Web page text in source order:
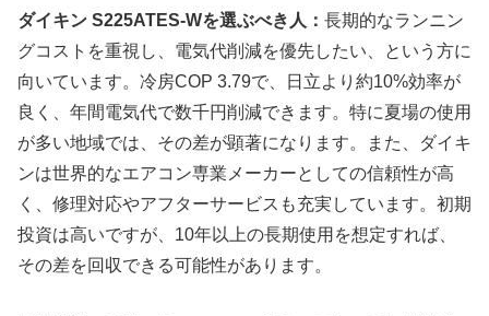
ダイキン S225ATES-Wを選ぶべき人： 長期的なランニン
グコストを重視し、電気代削減を優先したい、という方に
向いています。冷房COP 3.79で、日立より約10%効率が
良く、年間電気代で数千円削減できます。特に夏場の使用
が多い地域では、その差が顕著になります。また、ダイキ
ンは世界的なエアコン専業メーカーとしての信頼性が高
く、修理対応やアフターサービスも充実しています。初期
投資は高いですが、10年以上の長期使用を想定すれば、
その差を回収できる可能性があります。